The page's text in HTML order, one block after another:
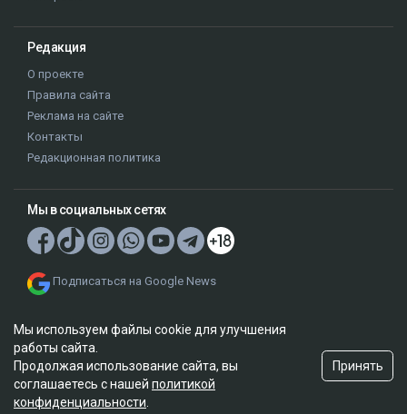
Рубрики
Регионы
Интервью
О проекте
Реклама на сайте
Контакты
Редакционная политика
Мы используем файлы cookie для улучшения
работы сайта.
Продолжая использование сайта, вы
соглашаетесь с нашей политикой
конфиденциальности
Принять